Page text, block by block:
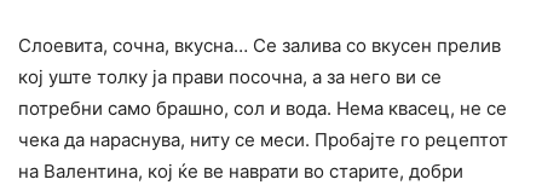
Слоевита, сочна, вкусна… Се залива со вкусен прелив
кој уште толку ја прави посочна, а за него ви се
потребни само брашно, сол и вода. Нема квасец, не се
чека да нараснува, ниту се меси. Пробајте го рецептот
на Валентина, кој ќе ве наврати во старите, добри